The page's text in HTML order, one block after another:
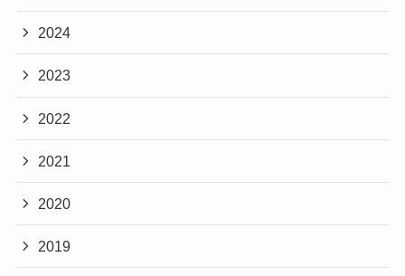
2024
2023
2022
2021
2020
2019